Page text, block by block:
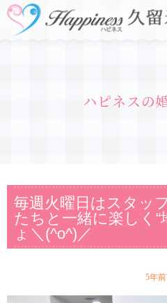
ハピネスの
毎週火曜日はスタッ
たちと一緒に楽しく“
ょ＼(^o^)／
5年前